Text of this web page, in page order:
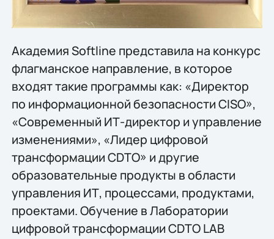
Академия Softline представила на конкурс
флагманское направление, в которое
входят такие программы как: «Директор
по информационной безопасности CISO»,
«Современный ИТ-директор и управление
изменениями», «Лидер цифровой
трансформации CDTO» и другие
образовательные продукты в области
управления ИТ, процессами, продуктами,
проектами. Обучение в Лаборатории
цифровой трансформации CDTO LAB